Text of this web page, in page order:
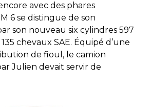
avec des phares
6 se distingue de son
son nouveau six cylindres 597
chevaux SAE. Équipé d’une
de fioul, le camion
Julien devait servir de